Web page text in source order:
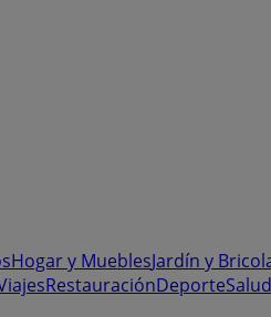
Hogar y MueblesJardín y
RestauraciónDeporte